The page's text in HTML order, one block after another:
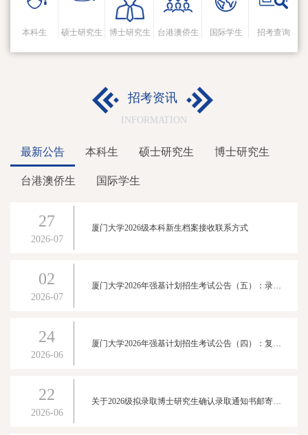
本科生 硕士研究生 博士研究生 台港澳侨生 国际学生 招考查询
招考资讯
INFORMATION
最新公告 本科生 硕士研究生 博士研究生
台港澳侨生 国际学生
27
2026-07
厦门大学2026级本科新生档案接收联系方式
02
2026-07
厦门大学2026年强基计划招生考试公告（五）：录取结果公布
24
2026-06
厦门大学2026年强基计划招生考试公告（四）：复试校测成绩公布
22
2026-06
关于2026级拟录取博士研究生确认录取通知书邮寄地址及下载电子调档函的公告